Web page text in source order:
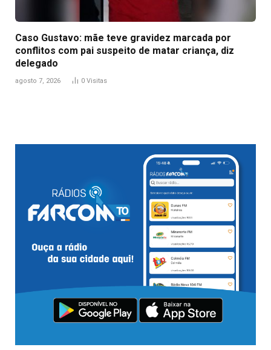
Caso Gustavo: mãe teve gravidez marcada por
conflitos com pai suspeito de matar criança, diz
delegado
agosto 7, 2026 0 Visitas